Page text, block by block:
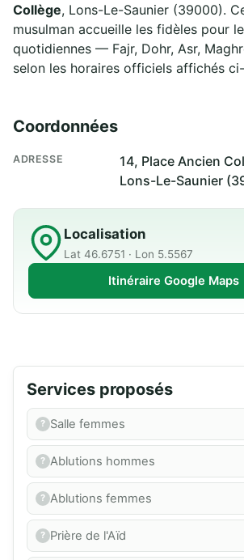
Collège, Lons-Le-Saunier (39000).
musulman accueille les fidèles pour
quotidiennes — Fajr, Dohr, Asr,
selon les horaires officiels affichés
Coordonnées
ADRESSE
14, Place Ancien
Lons-Le-Saunier
Localisation
Lat 46.6751 · Lon 5.5567
Itinéraire Google Maps
Services proposés
Salle femmes
Ablutions hommes
Ablutions femmes
Prière de l'Aïd